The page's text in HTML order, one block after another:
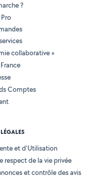
?
collaborative »
Comptes
et d'Utilisation
respect de la vie privée
et contrôle des avis